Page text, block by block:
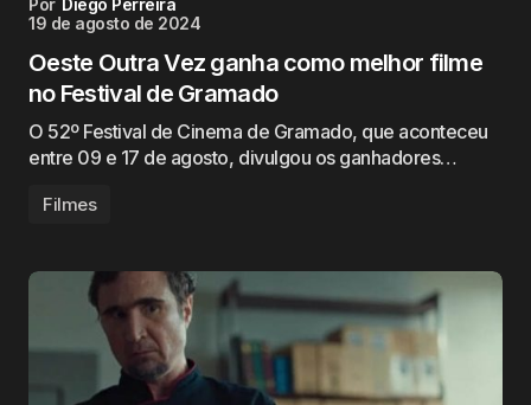
Por Diego Perreira
19 de agosto de 2024
Oeste Outra Vez ganha como melhor filme
no Festival de Gramado
O 52º Festival de Cinema de Gramado, que aconteceu
entre 09 e 17 de agosto, divulgou os ganhadores…
Filmes